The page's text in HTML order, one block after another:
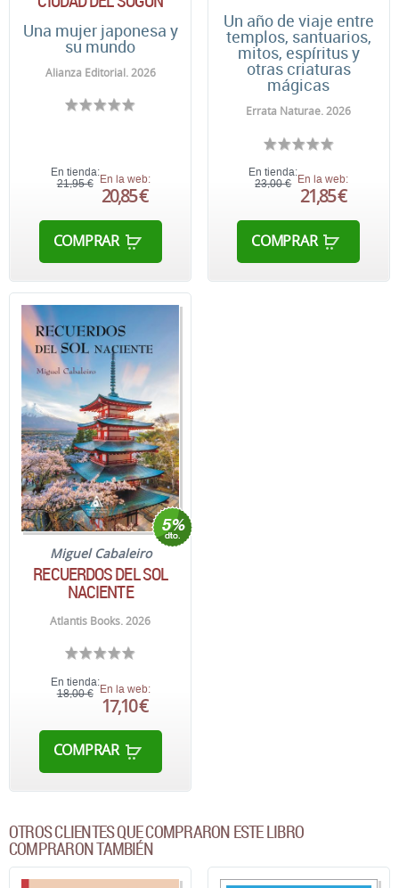
Una mujer japonesa y
su mundo
Alianza Editorial. 2026
En tienda:
21,95 € En la web:
20,85 €
COMPRAR
Un año de viaje entre
templos, santuarios,
mitos, espíritus y
otras criaturas
mágicas
Errata Naturae. 2026
En tienda:
23,00 €
En la web:
21,85 €
COMPRAR
Miguel Cabaleiro
RECUERDOS DEL SOL
NACIENTE
Atlantis Books. 2026
En tienda:
18,00 € En la web:
17,10 €
COMPRAR
OTROS CLIENTES QUE COMPRARON ESTE LIBRO
COMPRARON TAMBIÉN